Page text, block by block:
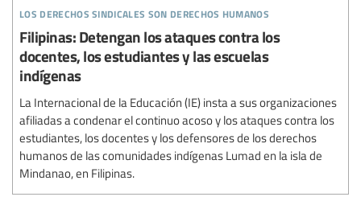
los derechos sindicales son derechos humanos
Filipinas: Detengan los ataques contra los
docentes, los estudiantes y las escuelas
indígenas
La Internacional de la Educación (IE) insta a sus organizaciones
afiliadas a condenar el continuo acoso y los ataques contra los
estudiantes, los docentes y los defensores de los derechos
humanos de las comunidades indígenas Lumad en la isla de
Mindanao, en Filipinas.